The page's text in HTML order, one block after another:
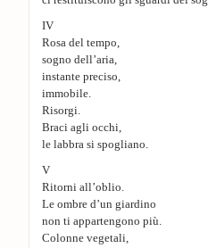
IV
Rosa del tempo,
sogno dell’aria,
instante preciso,
immobile.
Risorgi.
Braci agli occhi,
le labbra si spogliano.
V
Ritorni all’oblio.
Le ombre d’un giardino
non ti appartengono più.
Colonne vegetali,